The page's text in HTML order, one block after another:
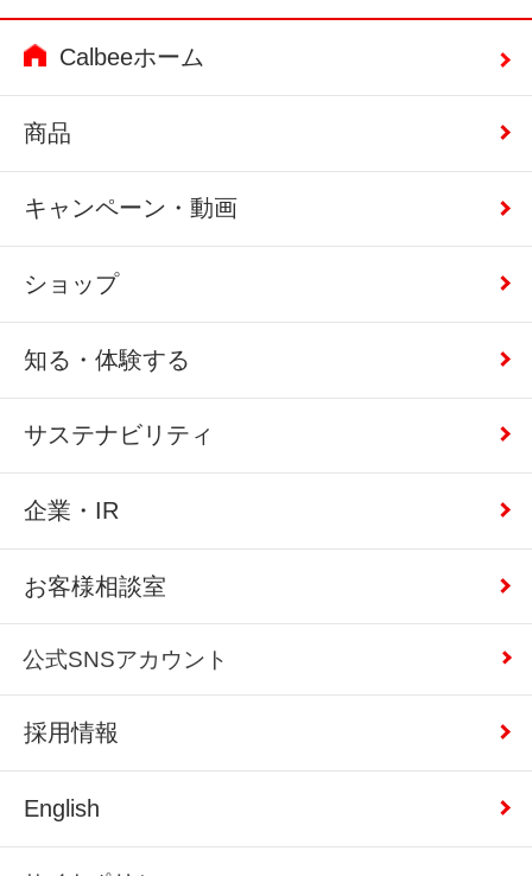
Calbeeホーム
商品
キャンペーン・動画
ショップ
知る・体験する
サステナビリティ
企業・IR
お客様相談室
公式SNSアカウント
採用情報
English